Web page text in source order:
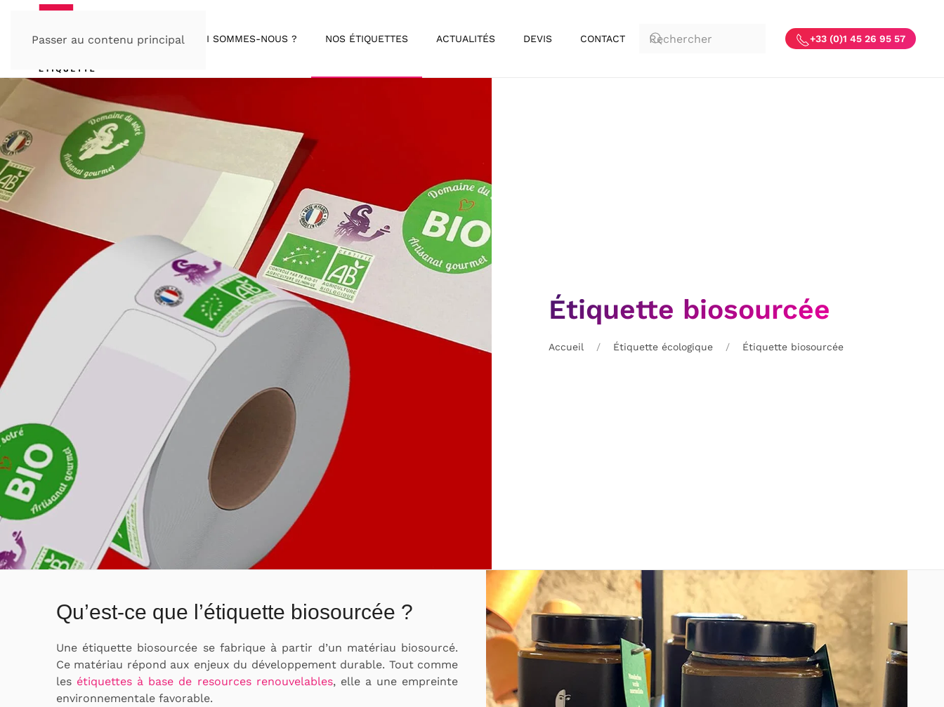
Passer au contenu principal QUI SOMMES-NOUS ? NOS ÉTIQUETTES ACTUALITÉS DEVIS CONTACT +33 (0)1 45 26 95 57
Étiquette biosourcée
Accueil Étiquette écologique Étiquette biosourcée
Qu’est-ce que l’étiquette biosourcée ?
Une étiquette biosourcée se fabrique à partir d’un matériau biosourcé.
Ce matériau répond aux enjeux du développement durable. Tout comme
les étiquettes à base de resources renouvelables, elle a une empreinte
environnementale favorable.